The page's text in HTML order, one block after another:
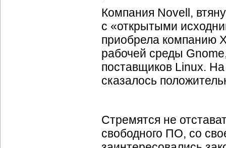
Компания Novell,
с «открытыми
приобрела компанию
рабочей среды
поставщиков Linux.
сказалось
Стремятся не
свободного ПО, со